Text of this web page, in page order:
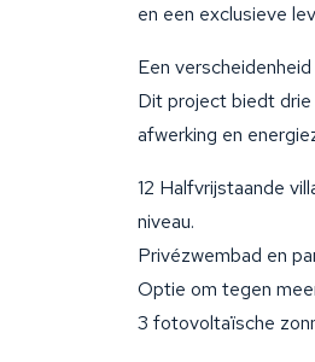
en een exclusieve
Een
Dit project biedt drie
afwerking en
12 Halfvrijstaande
niveau.
Privézwembad en
Optie om tegen
3 fotovoltaïsche